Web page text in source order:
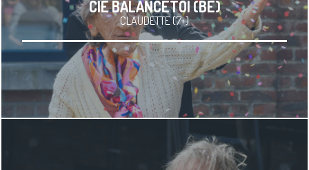
CIE BALANCETOI (BE)
CLAUDETTE (7+)